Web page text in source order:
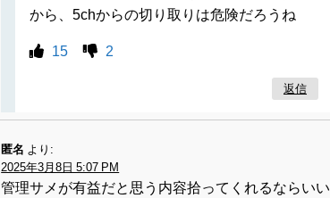
から、5chからの切り取りは危険だろうね
15 2
返信
匿名 より:
2025年3月8日 5:07 PM
管理サメが有益だと思う内容拾ってくれるならいい